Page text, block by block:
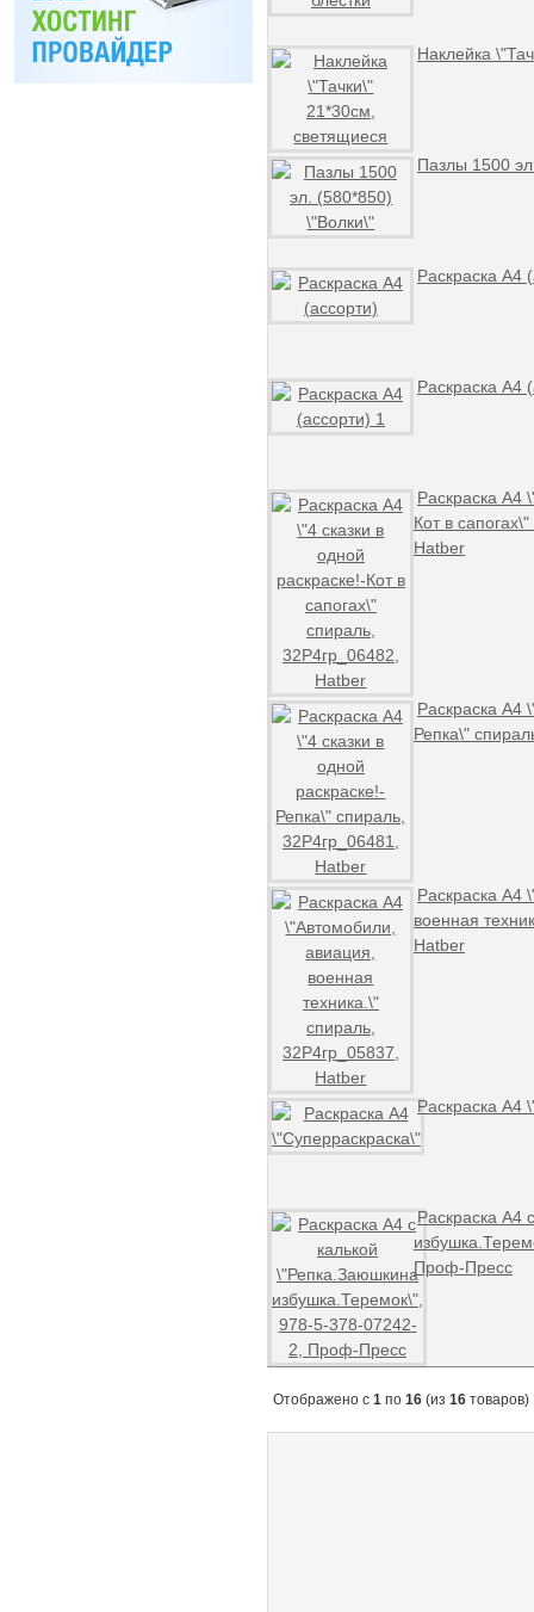
Наклейка
Пазлы 1500
Раскраска А4
Раскраска А4
Раскраска А4
Кот в
Hatber
Раскраска А4
Репка\"
Раскраска А4
военная
Hatber
Раскраска А4
Раскраска А4
Проф-Пресс
Отображено с 1 по 16 (из 16 товаров)